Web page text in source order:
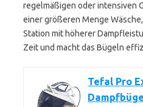
regelmäßigen oder intensiven
einer größeren Menge
Station mit höherer
Zeit und macht das Bügeln
Tefal Pro